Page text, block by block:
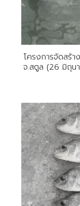
โครงการจัดสร้า
จ.สตูล (26 มิถุน